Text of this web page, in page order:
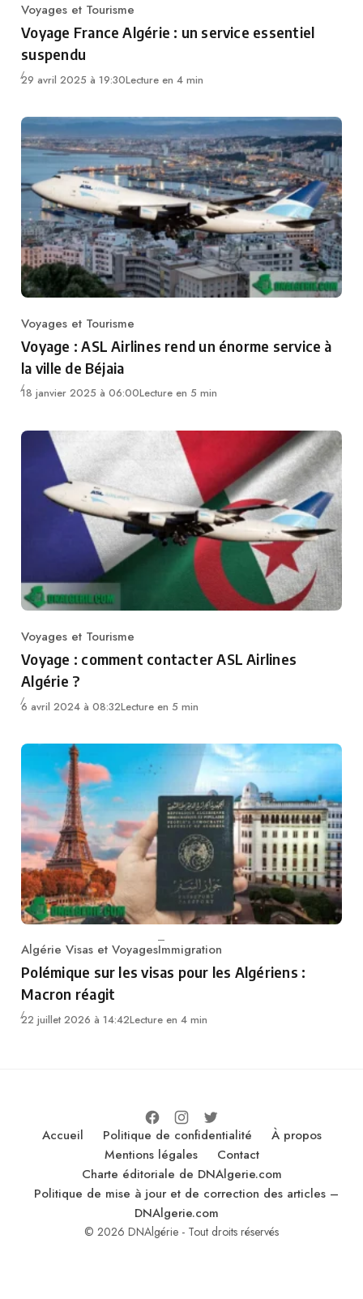
Category
Voyages et Tourisme
Voyage France Algérie : un service essentiel
suspendu
29 avril 2025 à 19:30Lecture en 4 min
Category
Voyages et Tourisme
Voyage : ASL Airlines rend un énorme service à
la ville de Béjaia
18 janvier 2025 à 06:00Lecture en 5 min
Category
Voyages et Tourisme
Voyage : comment contacter ASL Airlines
Algérie ?
6 avril 2024 à 08:32Lecture en 5 min
Category
Algérie Visas et VoyagesImmigration
Polémique sur les visas pour les Algériens :
Macron réagit
22 juillet 2026 à 14:42Lecture en 4 min
Accueil Politique de confidentialité
À propos
Mentions légales
Contact
Charte éditoriale de DNAlgerie.com
Politique de mise à jour et de correction des articles –
DNAlgerie.com
© 2026 DNAlgérie - Tout droits réservés